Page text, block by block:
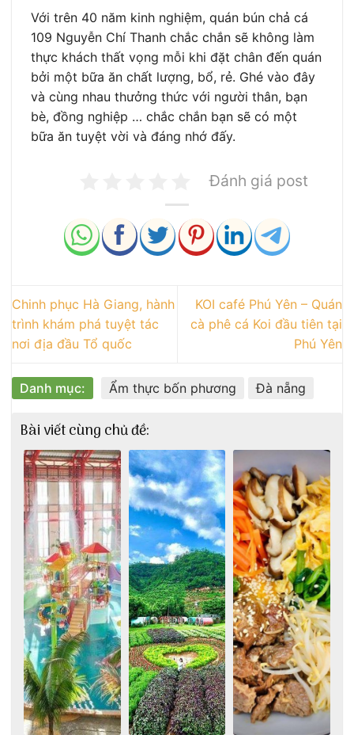
Với trên 40 năm kinh nghiệm, quán bún chả cá
109 Nguyễn Chí Thanh chắc chắn sẽ không làm
thực khách thất vọng mỗi khi đặt chân đến quán
bởi một bữa ăn chất lượng, bổ, rẻ. Ghé vào đây
và cùng nhau thưởng thức với người thân, bạn
bè, đồng nghiệp … chắc chắn bạn sẽ có một
bữa ăn tuyệt vời và đáng nhớ đấy.
Đánh giá post
Chinh phục Hà Giang, hành
trình khám phá tuyệt tác
nơi địa đầu Tổ quốc
KOI café Phú Yên – Quán
cà phê cá Koi đầu tiên tại
Phú Yên
Danh mục: Ẩm thực bốn phương Đà nẵng
Bài viết cùng chủ đề: